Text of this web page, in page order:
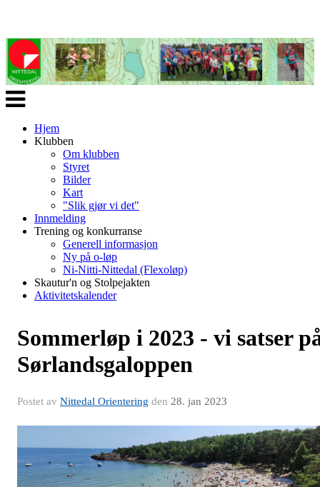
Veksle
navigasjon
Hjem
Klubben
Om klubben
Styret
Bilder
Kart
"Slik gjør vi det"
Innmelding
Trening og konkurranse
Generell informasjon
Ny på o-løp
Ni-Nitti-Nittedal (Flexoløp)
Skautur'n og Stolpejakten
Aktivitetskalender
Sommerløp i 2023 - vi satser
Sørlandsgaloppen
Postet av Nittedal Orientering den 28. jan 2023